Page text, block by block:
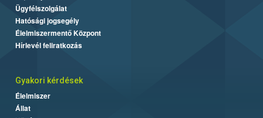
Ügyfélszolgálat
Hatósági jogsegély
Élelmiszermentő Központ
Hírlevél feliratkozás
Gyakori kérdések
Élelmiszer
Állat